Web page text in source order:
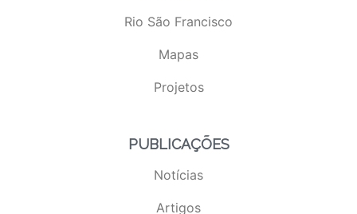
Rio São Francisco
Mapas
Projetos
PUBLICAÇÕES
Notícias
Artigos